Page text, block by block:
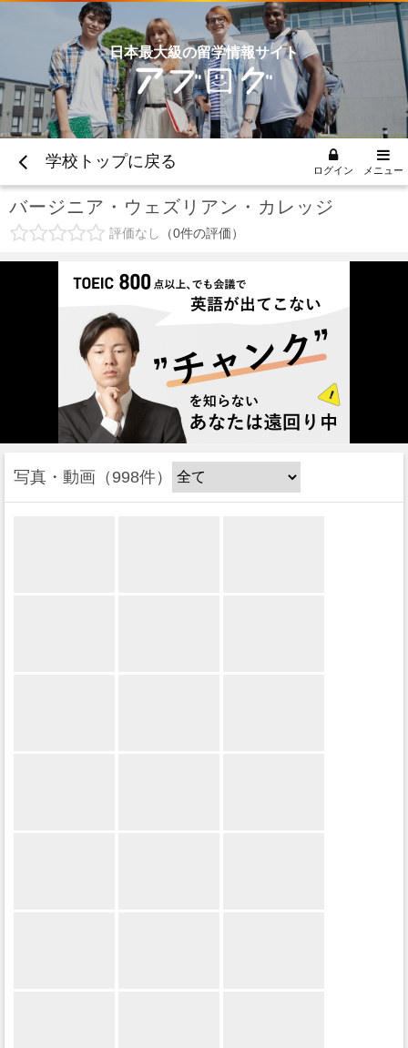
日本最大級の留学情報サイト
学校トップに戻る ログイン メニュー
バージニア・ウェズリアン・カレッジ
評価なし 0件の評価
写真・動画 998件